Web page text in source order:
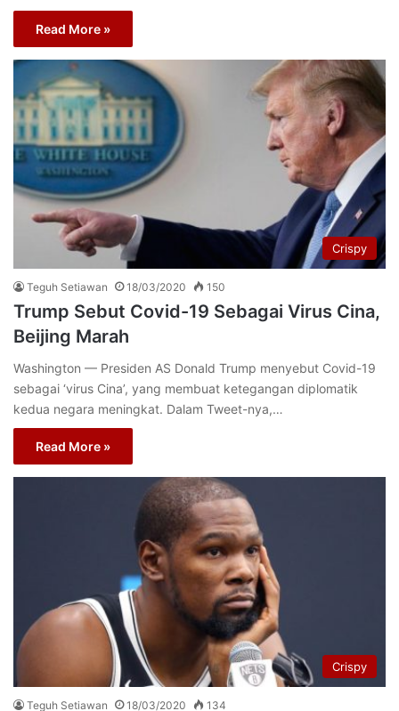
Read More »
Crispy
Teguh Setiawan 18/03/2020 150
Trump Sebut Covid-19 Sebagai Virus Cina,
Beijing Marah
Washington — Presiden AS Donald Trump menyebut Covid-19
sebagai ‘virus Cina’, yang membuat ketegangan diplomatik
kedua negara meningkat. Dalam Tweet-nya,…
Read More »
Crispy
Teguh Setiawan 18/03/2020 134